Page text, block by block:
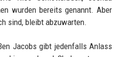
wurden bereits genannt. Aber
sind, bleibt abzuwarten.
Jacobs gibt jedenfalls Anlass